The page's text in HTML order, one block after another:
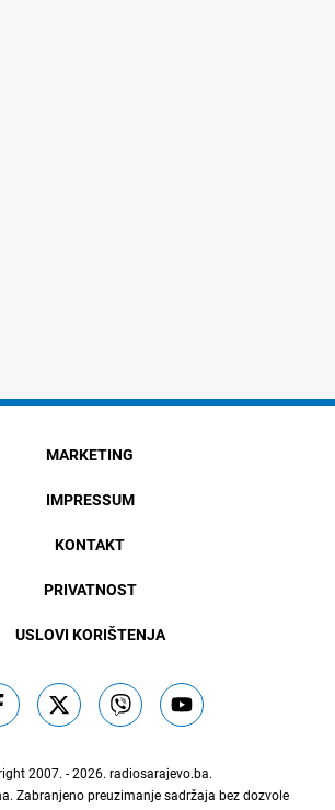
MARKETING
IMPRESSUM
KONTAKT
PRIVATNOST
USLOVI KORIŠTENJA
2007. - 2026. radiosarajevo.ba.
Zabranjeno preuzimanje sadržaja bez dozvole